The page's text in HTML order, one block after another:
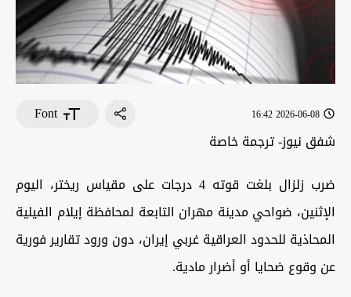
2026-06-08 16:42
Font
شفق نيوز- ترجمة خاصة
ضرب زلزال بلغت قوته 4 درجات على مقياس ريختر، اليوم
الإثنين، ضواحي مدينة مهران التابعة لمحافظة إيلام الفيلية
المحاذية للحدود العراقية غربي إيران، دون ورود تقارير فورية
عن وقوع ضحايا أو أضرار مادية.